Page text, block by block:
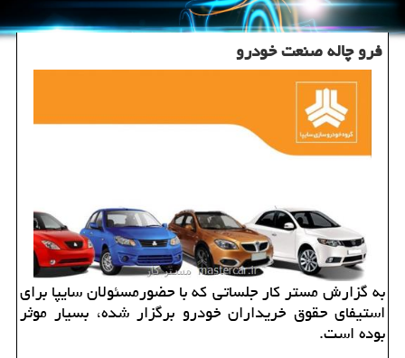
فرو چاله صنعت خودرو
به گزارش مستر كار جلساتی كه با حضورمسئولان سایپا برای
استیفای حقوق خریداران خودرو برگزار شده، بسیار موثر
بوده است.